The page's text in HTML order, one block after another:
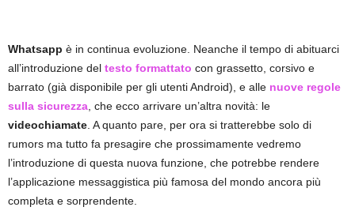
Whatsapp è in continua evoluzione. Neanche il tempo di abituarci
all’introduzione del testo formattato con grassetto, corsivo e
barrato (già disponibile per gli utenti Android), e alle nuove regole
sulla sicurezza , che ecco arrivare un’altra novità: le
videochiamate . A quanto pare, per ora si tratterebbe solo di
rumors ma tutto fa presagire che prossimamente vedremo
l’introduzione di questa nuova funzione, che potrebbe rendere
l’applicazione messaggistica più famosa del mondo ancora più
completa e sorprendente.